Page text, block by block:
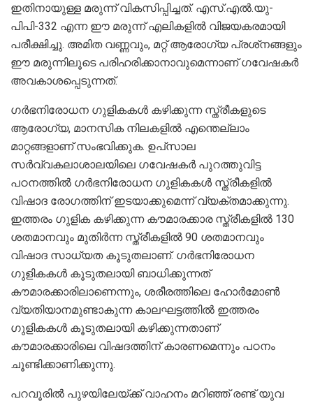
ഇതിനായുള്ള മരുന്ന് വികസിപ്പിച്ചത്. എസ്.എല്‍.യു-
പിപി-332 എന്ന ഈ മരുന്ന് എലികളില്‍ വിജയകരമായി
പരീക്ഷിച്ചു. അമിത വണ്ണവും, മറ്റ് ആരോഗ്യ പ്രശ്‌നങ്ങളും
ഈ മരുന്നിലൂടെ പരിഹരിക്കാനാവുമെന്നാണ് ഗവേഷകര്‍
അവകാശപ്പെടുന്നത്.
ഗര്‍ഭനിരോധന ഗുളികകള്‍ കഴിക്കുന്ന സ്ത്രീകളുടെ
ആരോഗ്യ, മാനസിക നിലകളില്‍ എന്തെല്ലാം
മാറ്റങ്ങളാണ് സംഭവിക്കുക. ഉപ്‌സാല
സര്‍വ്വകലാശാലയിലെ ഗവേഷകര്‍ പുറത്തുവിട്ട
പഠനത്തില്‍ ഗര്‍ഭനിരോധന ഗുളികകള്‍ സ്ത്രീകളില്‍
വിഷാദ രോഗത്തിന് ഇടയാക്കുമെന്ന് വ്യക്തമാക്കുന്നു.
ഇത്തരം ഗുളിക കഴിക്കുന്ന കൗമാരക്കാര സ്ത്രീകളില്‍ 130
ശതമാനവും മുതിര്‍ന്ന സ്ത്രീകളില്‍ 90 ശതമാനവും
വിഷാദ സാധ്യത കൂടുതലാണ്. ഗര്‍ഭനിരോധന
ഗുളികകള്‍ കൂടുതലായി ബാധിക്കുന്നത്
കൗമാരക്കാരിലാണെന്നും, ശരീരത്തിലെ ഹോര്‍മോണ്‍
വ്യതിയാനമുണ്ടാകുന്ന കാലഘട്ടത്തില്‍ ഇത്തരം
ഗുളികകള്‍ കൂടുതലായി കഴിക്കുന്നതാണ്
കൗമാരക്കാരിലെ വിഷദത്തിന് കാരണമെന്നും പഠനം
ചൂണ്ടിക്കാണിക്കുന്നു.
പറവൂരില്‍ പുഴയിലേയ്ക്ക് വാഹനം മറിഞ്ഞ് രണ്ട് യുവ